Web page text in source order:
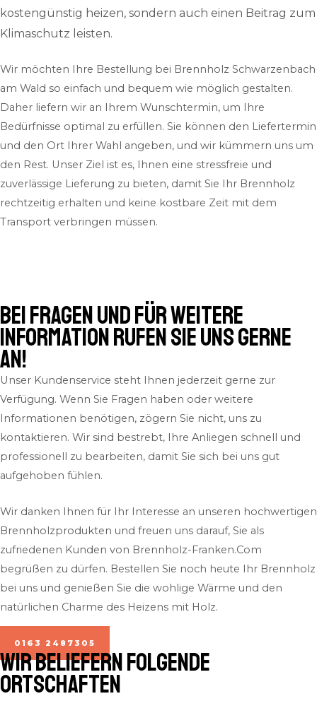
kostengünstig heizen, sondern auch einen Beitrag zum
Klimaschutz leisten.
Wir möchten Ihre Bestellung bei Brennholz Schwarzenbach
am Wald so einfach und bequem wie möglich gestalten.
Daher liefern wir an Ihrem Wunschtermin, um Ihre
Bedürfnisse optimal zu erfüllen. Sie können den Liefertermin
und den Ort Ihrer Wahl angeben, und wir kümmern uns um
den Rest. Unser Ziel ist es, Ihnen eine stressfreie und
zuverlässige Lieferung zu bieten, damit Sie Ihr Brennholz
rechtzeitig erhalten und keine kostbare Zeit mit dem
Transport verbringen müssen.
Bei Fragen und für weitere
Information rufen Sie uns gerne
an!
Unser Kundenservice steht Ihnen jederzeit gerne zur
Verfügung. Wenn Sie Fragen haben oder weitere
Informationen benötigen, zögern Sie nicht, uns zu
kontaktieren. Wir sind bestrebt, Ihre Anliegen schnell und
professionell zu bearbeiten, damit Sie sich bei uns gut
aufgehoben fühlen.
Wir danken Ihnen für Ihr Interesse an unseren hochwertigen
Brennholzprodukten und freuen uns darauf, Sie als
zufriedenen Kunden von Brennholz-Franken.Com
begrüßen zu dürfen. Bestellen Sie noch heute Ihr Brennholz
bei uns und genießen Sie die wohlige Wärme und den
natürlichen Charme des Heizens mit Holz.
0163 2487305
Wir beliefern folgende
Ortschaften